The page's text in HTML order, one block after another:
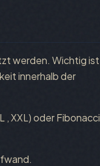
werden. Wichtig ist
innerhalb der
, XXL) oder Fibonacci